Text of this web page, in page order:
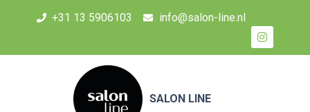
+31 13 5906103 info@salon-line.nl
SALON LINE